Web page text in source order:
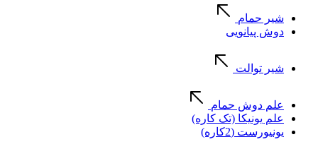
شیر حمام
دوش پیانویی
شیر توالت
علم دوش حمام
علم یونیکا (تک کاره)
یونیورست (2کاره)